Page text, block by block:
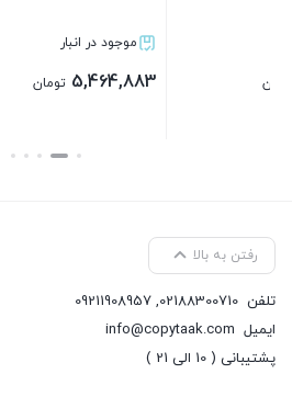
موجود در انبار
تومان
رفتن به بالا
تلفن 02188300710
,
09211908957
ایمیل info@copytaak.com
پشتیبانی ( 10 الی 21 )